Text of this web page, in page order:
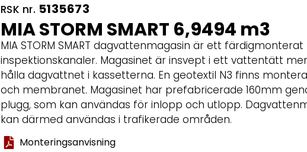
RSK nr. 5135673
MIA STORM SMART 6,9494 m3
MIA STORM SMART dagvattenmagasin är ett
inspektionskanaler. Magasinet är insvept i ett vattentätt
hålla dagvattnet i kassetterna. En geotextil N3 finns
och membranet. Magasinet har prefabricerade 160mm
plugg, som kan användas för inlopp och utlopp.
kan därmed användas i trafikerade områden.
Monteringsanvisning